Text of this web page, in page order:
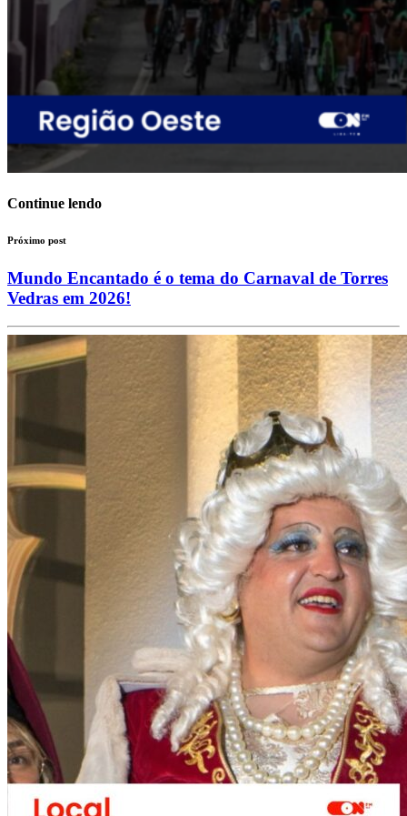
Continue lendo
Próximo post
Mundo Encantado é o tema do Carnaval de Torres
Vedras em 2026!